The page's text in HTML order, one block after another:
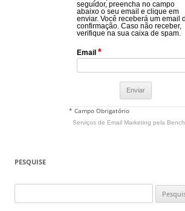
seguidor, preencha no campo
abaixo o seu email e clique em
enviar. Você receberá um email
confirmação. Caso não receber,
verifique na sua caixa de spam.
Email *
* Campo Obrigatório
Serviços de Email Marketing pela
PESQUISE
por: